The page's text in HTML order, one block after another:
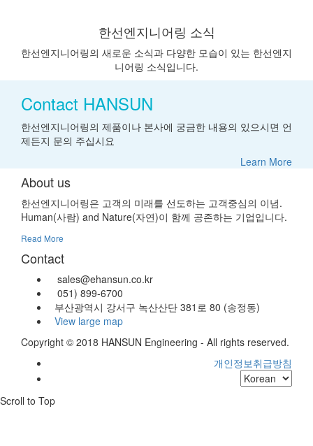
한선엔지니어링 소식
한선엔지니어링의 새로운 소식과 다양한 모습이 있는 한선엔지
니어링 소식입니다.
Contact HANSUN
한선엔지니어링의 제품이나 본사에 궁금한 내용의 있으시면 언
제든지 문의 주십시요
Learn More
About us
한선엔지니어링은 고객의 미래를 선도하는 고객중심의 이념.
Human(사람) and Nature(자연)이 함께 공존하는 기업입니다.
Read More
Contact
sales@ehansun.co.kr
051) 899-6700
부산광역시 강서구 녹산산단 381로 80 (송정동)
View large map
Copyright © 2018 HANSUN Engineering - All rights reserved.
개인정보취급방침
Scroll to Top